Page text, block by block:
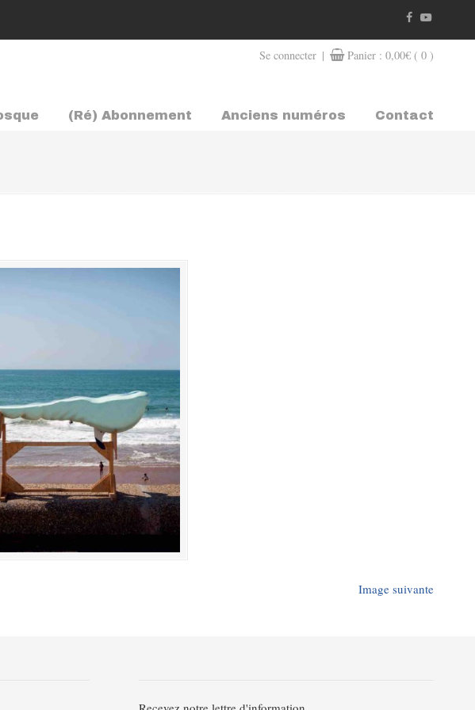
Se connecter | Panier : 0,00€ ( 0 )
(Ré) Abonnement Anciens numéros Contact
Image suivante